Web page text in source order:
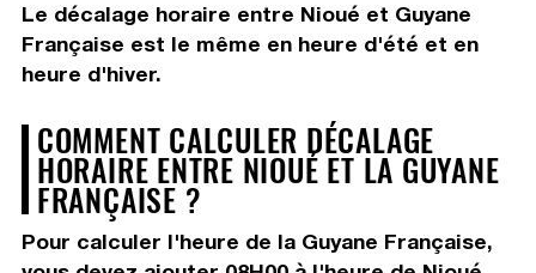
Le décalage horaire entre Nioué et Guyane
Française est le même en heure d'été et en
heure d'hiver.
COMMENT CALCULER DÉCALAGE
HORAIRE ENTRE NIOUÉ ET LA GUYANE
FRANÇAISE ?
Pour calculer l'heure de la Guyane Française,